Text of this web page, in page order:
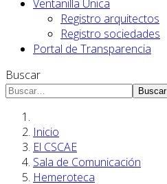
Ventanilla Única
Registro arquitectos
Registro sociedades
Portal de Transparencia
Buscar
Buscar
Inicio
El CSCAE
Sala de Comunicación
Hemeroteca